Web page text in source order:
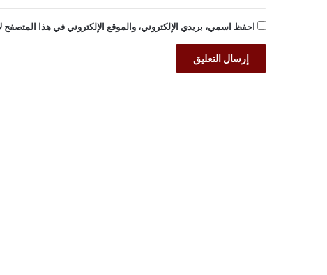
احفظ اسمي، بريدي الإلكتروني، والموقع الإلكتروني في هذا المتصفح